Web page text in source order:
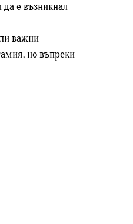
е възникнал
важни
но въпреки